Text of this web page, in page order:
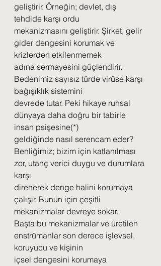
geliştirir. Örneğin; devlet, dış
tehdide karşı ordu
mekanizmasını geliştirir. Şirket, gelir
gider dengesini korumak ve
krizlerden etkilenmemek
adına sermayesini güçlendirir.
Bedenimiz sayısız türde virüse karşı
bağışıklık sistemini
devrede tutar. Peki hikaye ruhsal
dünyaya daha doğru bir tabirle
insan psişesine(*)
geldiğinde nasıl serencam eder?
Benliğimiz; bizim için katlanılması
zor, utanç verici duygu ve durumlara
karşı
direnerek denge halini korumaya
çalışır. Bunun için çeşitli
mekanizmalar devreye sokar.
Başta bu mekanizmalar ve üretilen
enstrümanlar son derece işlevsel,
koruyucu ve kişinin
içsel dengesini korumaya